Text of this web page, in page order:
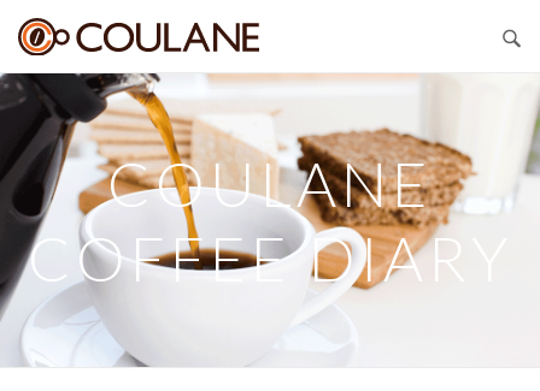
Skip
content
COULANE
COFFEE DIARY